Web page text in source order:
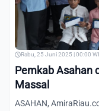
Rabu, 25 Juni 2025 | 00:00
Pemkab Asahan
Massal
ASAHAN,